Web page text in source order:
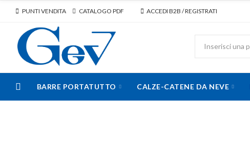
PUNTI VENDITA CATALOGO PDF ACCEDI B2B / REGISTRATI
BARRE PORTATUTTO CALZE-CATENE DA NEVE